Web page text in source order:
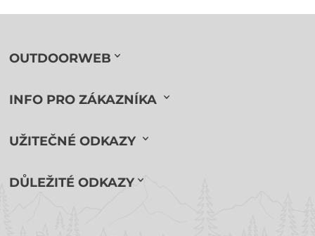
OUTDOORWEB
INFO PRO ZÁKAZNÍKA
UŽITEČNÉ ODKAZY
DŮLEŽITÉ ODKAZY